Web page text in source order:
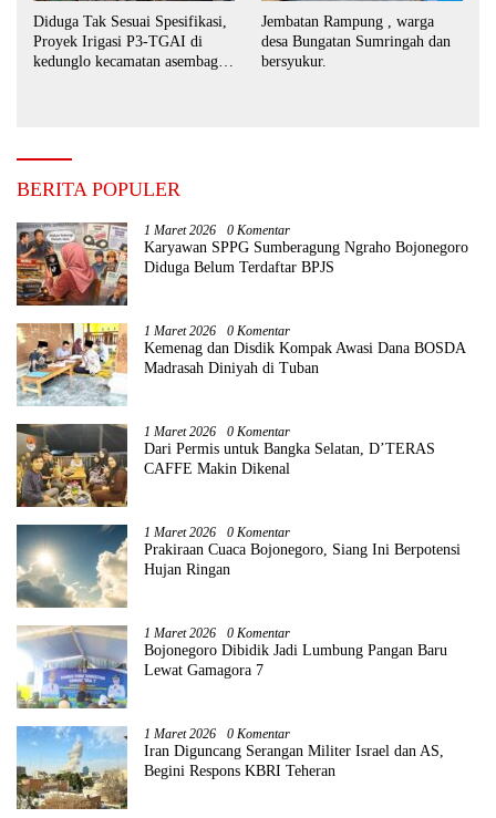
Diduga Tak Sesuai Spesifikasi,
Proyek Irigasi P3-TGAI di
kedunglo kecamatan asembagus
Jembatan Rampung , warga
desa Bungatan Sumringah dan
bersyukur.
BERITA POPULER
1 Maret 2026 0 Komentar
Karyawan SPPG Sumberagung Ngraho Bojonegoro
Diduga Belum Terdaftar BPJS
1 Maret 2026 0 Komentar
Kemenag dan Disdik Kompak Awasi Dana BOSDA
Madrasah Diniyah di Tuban
1 Maret 2026 0 Komentar
Dari Permis untuk Bangka Selatan, D’TERAS
CAFFE Makin Dikenal
1 Maret 2026 0 Komentar
Prakiraan Cuaca Bojonegoro, Siang Ini Berpotensi
Hujan Ringan
1 Maret 2026 0 Komentar
Bojonegoro Dibidik Jadi Lumbung Pangan Baru
Lewat Gamagora 7
1 Maret 2026 0 Komentar
Iran Diguncang Serangan Militer Israel dan AS,
Begini Respons KBRI Teheran